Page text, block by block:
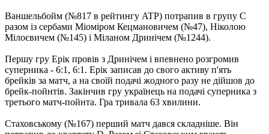
Ваншельбойм (№817 в рейтингу ATP) потрапив в групу С
разом із сербами Міоміром Кецмановичем (№47), Ніколою
Мілоєвичем (№145) і Міланом Дринічем (№1244).
Першу гру Ерік провів з Дринічем і впевнено розгромив
суперника - 6:1, 6:1. Ерік записав до свого активу п'ять
брейків за матч, а на своїй подачі жодного разу не дійшов до
брейк-пойнтів. Закінчив гру українець на подачі суперника з
третього матч-пойнта. Гра тривала 63 хвилини.
Стаховському (№167) перший матч дався складніше. Він